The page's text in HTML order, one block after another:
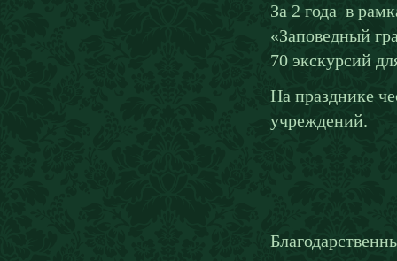
За 2 года в
«Заповедный
70 экскурсий
На празднике
учреждений.